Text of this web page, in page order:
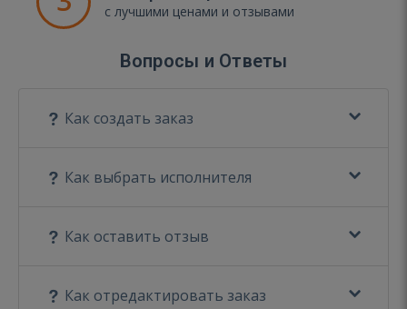
с лучшими ценами и отзывами
Вопросы и Ответы
Как создать заказ
Как выбрать исполнителя
Как оставить отзыв
Как отредактировать заказ